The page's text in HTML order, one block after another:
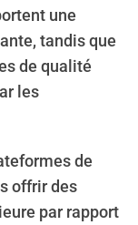
une
tandis que
de qualité
les
de
offrir des
par rapport